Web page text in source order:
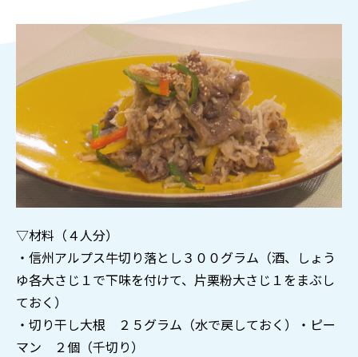
▽材料（４人分）
・信州アルプス牛切り落とし３００グラム（酒、しょう
ゆ各大さじ１で下味を付けて、片栗粉大さじ１をまぶし
ておく）
・切り干し大根 ２５グラム（水で戻しておく）・ピー
マン ２個（千切り）